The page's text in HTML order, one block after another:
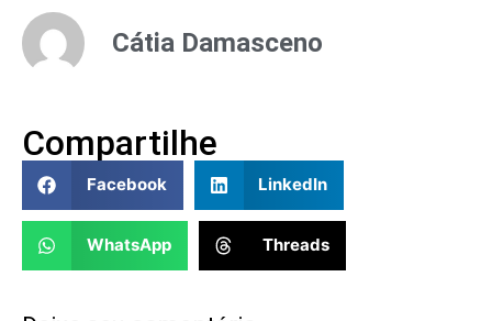
Cátia Damasceno
Compartilhe
Facebook LinkedIn
WhatsApp Threads